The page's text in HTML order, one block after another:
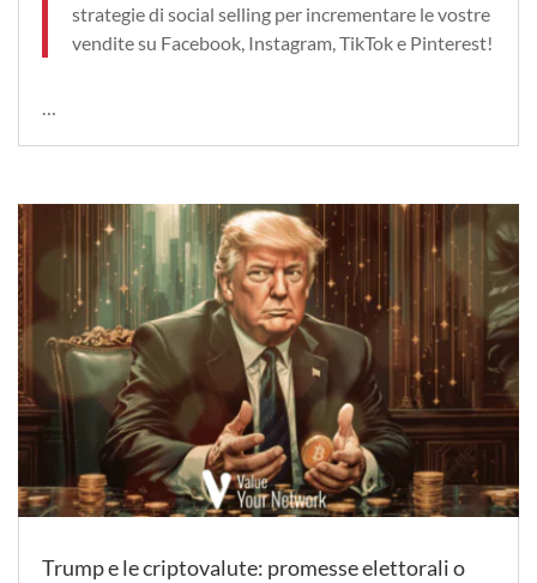
strategie di social selling per incrementare le vostre
vendite su Facebook, Instagram, TikTok e Pinterest!
Trump e le criptovalute: promesse elettorali o